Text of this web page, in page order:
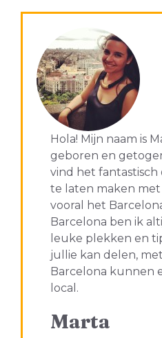
Hola! Mijn naam is
geboren en
vind het fantastisch
te laten maken met
vooral het
Barcelona ben ik
leuke plekken en
jullie kan delen,
Barcelona kunnen
local.
Marta